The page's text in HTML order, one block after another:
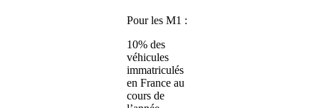
Pour les M1 :
10% des
véhicules
immatriculés
en France au
cours de